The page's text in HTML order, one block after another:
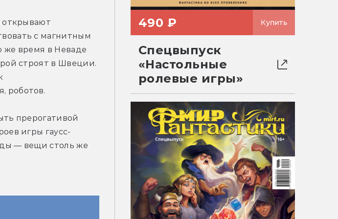
открывают
с магнитным
же время в Неваде
строят в Швеции.
роботов.
прерогативой
игры гаусс-
— вещи столь же
490 ₽ Купить
Спецвыпуск
«Настольные
ролевые игры»